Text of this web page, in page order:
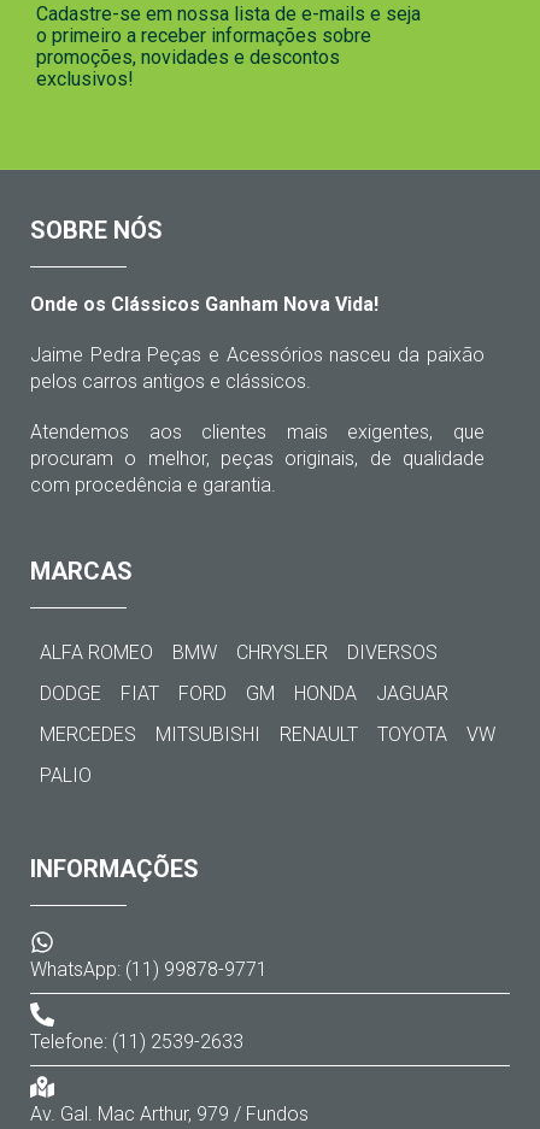
Cadastre-se em nossa lista de e-mails e seja
o primeiro a receber informações sobre
promoções, novidades e descontos
exclusivos!
SOBRE NÓS
Onde os Clássicos Ganham Nova Vida!
Jaime Pedra Peças e Acessórios nasceu da paixão
pelos carros antigos e clássicos.
Atendemos aos clientes mais exigentes, que
procuram o melhor, peças originais, de qualidade
com procedência e garantia.
MARCAS
ALFA ROMEO BMW CHRYSLER
DIVERSOS
DODGE
FIAT FORD GM HONDA
JAGUAR
MERCEDES
MITSUBISHI RENAULT TOYOTA
VW
PALIO
INFORMAÇÕES
WhatsApp: (11) 99878-9771
Telefone: (11) 2539-2633
Av. Gal. Mac Arthur, 979 / Fundos